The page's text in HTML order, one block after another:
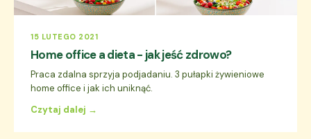
15 LUTEGO 2021
Home office a dieta - jak jeść zdrowo?
Praca zdalna sprzyja podjadaniu. 3 pułapki żywieniowe
home office i jak ich uniknąć.
Czytaj dalej →